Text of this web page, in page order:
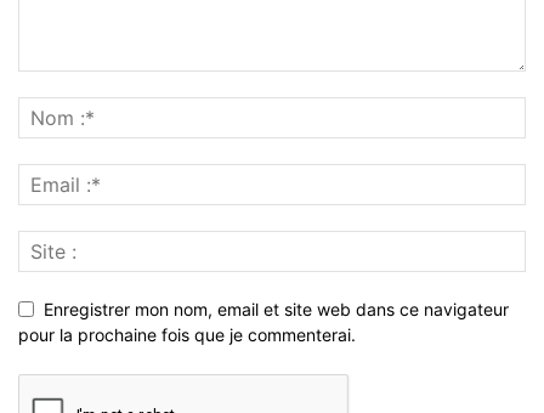
Enregistrer mon nom, email et site web dans ce navigateur
pour la prochaine fois que je commenterai.